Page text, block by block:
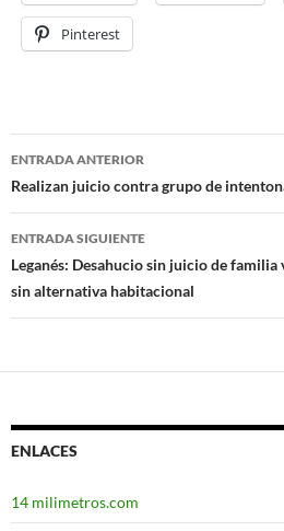
Pinterest
Navegación
de
entradas
ENTRADA ANTERIOR
Realizan juicio contra grupo de
ENTRADA SIGUIENTE
Leganés: Desahucio sin juicio de
sin alternativa habitacional
ENLACES
14 milimetros.com